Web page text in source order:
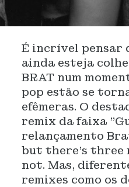
É incrível pensar
ainda esteja
BRAT num
pop estão se
efêmeras. O
remix da faixa
relançamento
but there’s three
not. Mas,
remixes como os